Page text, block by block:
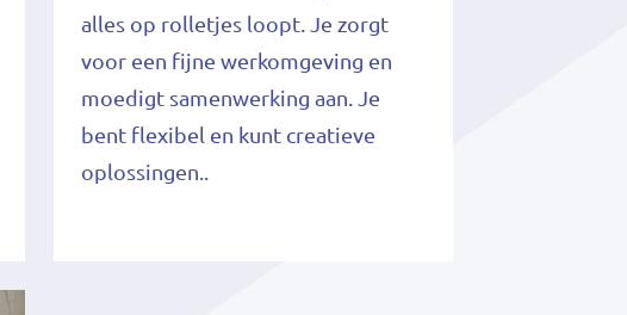
alles op rolletjes loopt. Je zorgt
voor een fijne werkomgeving en
moedigt samenwerking aan. Je
bent flexibel en kunt creatieve
oplossingen..